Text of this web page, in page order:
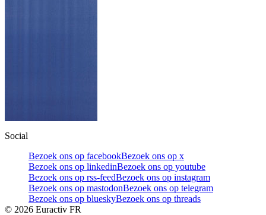
Social
Bezoek ons op facebookBezoek ons op x
Bezoek ons op linkedinBezoek ons op youtube
Bezoek ons op rss-feedBezoek ons op instagram
Bezoek ons op mastodonBezoek ons op telegram
Bezoek ons op blueskyBezoek ons op threads
© 2026 Euractiv FR